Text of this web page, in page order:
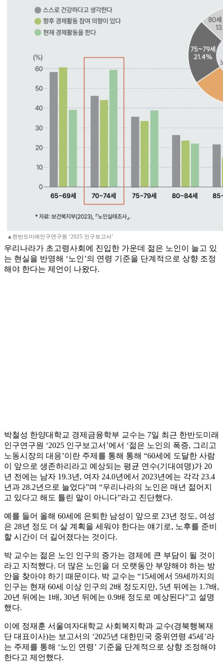
▲한반도미래인구연구원 ‘2025 인구보고서’
우리나라가 초고령사회에 진입한 가운데 젊은 노인이 늘고 있
는 현실을 반영해 ‘노인’의 연령 기준을 단계적으로 상향 조정
해야 한다는 제언이 나왔다.
박철성 한양대학교 경제금융학부 교수는 7일 최근 한반도미래
인구연구원 ‘2025 인구보고서’에서 ‘젊은 노인의 폭증, 그리고
노동시장의 대응’이란 주제를 통해 통해 “60세에 도달한 사람
이 앞으로 생존하리라고 예상되는 평균 연수(기대여명)가 20
년 전에는 남자 19.3년, 여자 24.0년에서 2023년에는 각각 23.4
년과 28.2년으로 늘었다”며 “우리나라의 노인은 매년 젊어지
고 있다고 해도 틀린 말이 아니다”라고 진단했다.
예를 들어 올해 60세에 은퇴한 남성이 앞으로 23년 정도, 여성
은 28년 정도 더 살 계획을 세워야 한다는 얘기로, 노후를 준비
할 시간이 더 길어졌다는 것이다.
박 교수는 젊은 노인 인구의 증가는 경제에 큰 부담이 될 것이
라고 지적했다. 더 많은 노인을 더 오랫동안 부양해야 하는 방
안을 찾아야 하기 때문이다. 박 교수는 “15세에서 59세까지의
인구는 현재 60세 이상 인구의 2배 정도지만, 5년 뒤에는 1.7배,
20년 뒤에는 1배, 30년 뒤에는 0.9배 정도로 예상된다”고 설명
했다.
이에 정재훈 서울여자대학교 사회복지학과 교수(경북행복재
단 대표이사)는 보고서의 ‘2025년 대한민국 중위연령 45세’라
는 주제를 통해 ‘노인 연령’ 기준을 단계적으로 상향 조정해야
한다고 제언했다.